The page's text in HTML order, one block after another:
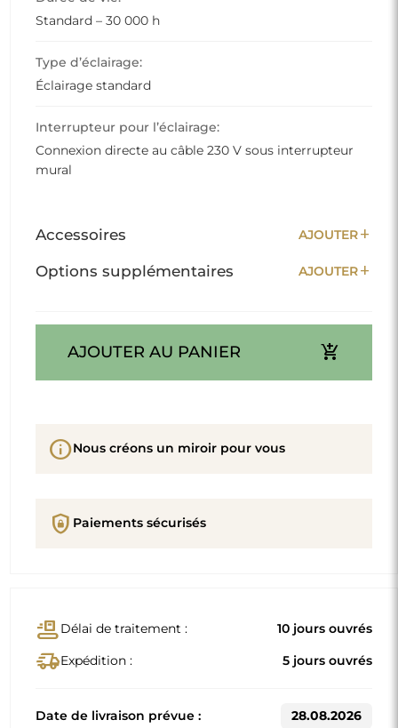
Standard – 30 000 h
Type d’éclairage:
Éclairage standard
Interrupteur pour l’éclairage:
Connexion directe au câble 230 V sous interrupteur
mural
Accessoires AJOUTERadd
Options supplémentaires AJOUTERadd
AJOUTER AU PANIER add_shopping_cart
infoNous créons un miroir pour vous
shield_lock Paiements sécurisés
conveyor_beltDélai de traitement : 10 jours ouvrés
delivery_truck_speedExpédition : 5 jours ouvrés
Date de livraison prévue : 28.08.2026